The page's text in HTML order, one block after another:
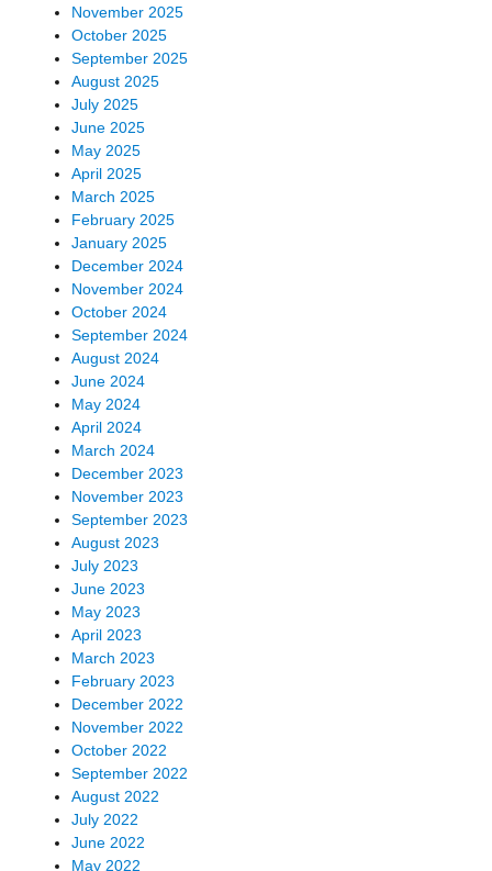
November 2025
October 2025
September 2025
August 2025
July 2025
June 2025
May 2025
April 2025
March 2025
February 2025
January 2025
December 2024
November 2024
October 2024
September 2024
August 2024
June 2024
May 2024
April 2024
March 2024
December 2023
November 2023
September 2023
August 2023
July 2023
June 2023
May 2023
April 2023
March 2023
February 2023
December 2022
November 2022
October 2022
September 2022
August 2022
July 2022
June 2022
May 2022